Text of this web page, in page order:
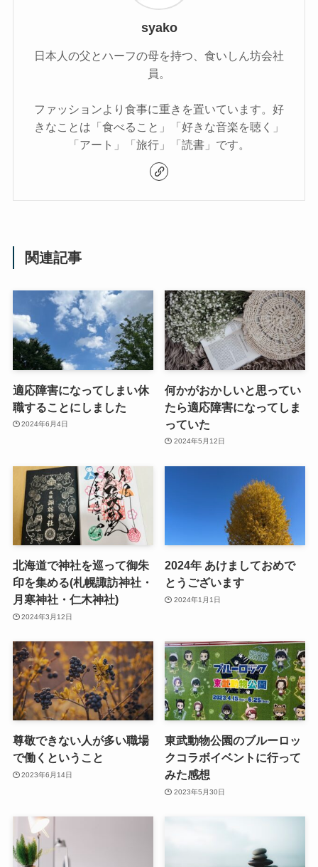
syako
日本人の父とハーフの母を持つ、食いしん坊会社
員。
ファッションより食事に重きを置いています。好
きなことは「食べること」「好きな音楽を聴く」
「アート」「旅行」「読書」です。
関連記事
適応障害になってしまい休
職することにしました
2024年6月4日
何かがおかしいと思ってい
たら適応障害になってしま
っていた
2024年5月12日
北海道で神社を巡って御朱
印を集める(札幌諏訪神社・
月寒神社・仁木神社)
2024年3月12日
2024年 あけましておめで
とうございます
2024年1月1日
尊敬できない人が多い職場
で働くということ
2023年6月14日
東武動物公園のブルーロッ
クコラボイベントに行って
みた感想
2023年5月30日